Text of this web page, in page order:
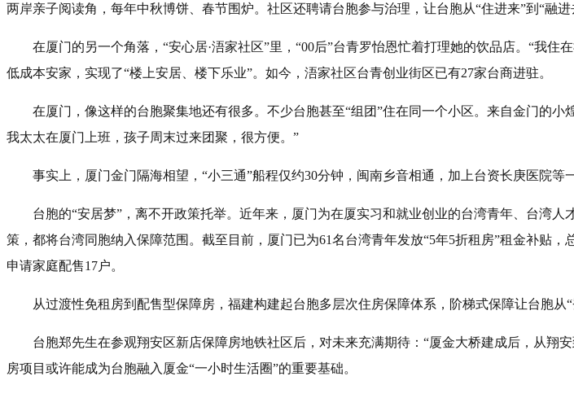
两岸亲子阅读角，每年中秋博饼、春节围炉。社区还聘请台胞参与治理，让台胞从“住进来”到“融进
在厦门的另一个角落，“安心居·浯家社区”里，“00后”台青罗怡恩忙着打理她的饮品店。“我
低成本安家，实现了“楼上安居、楼下乐业”。如今，浯家社区台青创业街区已有27家台商进驻。
在厦门，像这样的台胞聚集地还有很多。不少台胞甚至“组团”住在同一个小区。来自金门的
我太太在厦门上班，孩子周末过来团聚，很方便。”
事实上，厦门金门隔海相望，“小三通”船程仅约30分钟，闽南乡音相通，加上台资长庚医院
台胞的“安居梦”，离不开政策托举。近年来，厦门为在厦实习和就业创业的台湾青年、台湾
策，都将台湾同胞纳入保障范围。截至目前，厦门已为61名台湾青年发放“5年5折租房”租金补贴
申请家庭配售17户。
从过渡性免租房到配售型保障房，福建构建起台胞多层次住房保障体系，阶梯式保障让台胞从“
台胞郑先生在参观翔安区新店保障房地铁社区后，对未来充满期待：“厦金大桥建成后，从
房项目或许能成为台胞融入厦金“一小时生活圈”的重要基础。